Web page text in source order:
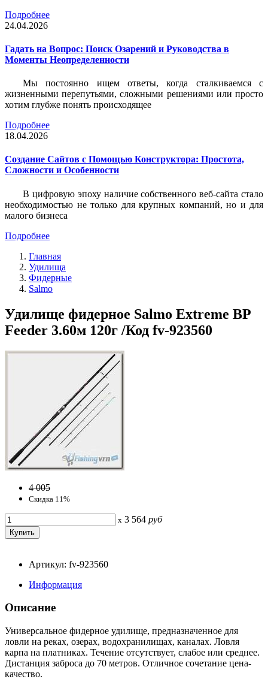
Подробнее
24.04.2026
Гадать на Вопрос: Поиск Озарений и Руководства в
Моменты Неопределенности
Мы постоянно ищем ответы, когда сталкиваемся с
жизненными перепутьями, сложными решениями или просто
хотим глубже понять происходящее
Подробнее
18.04.2026
Создание Сайтов с Помощью Конструктора: Простота,
Сложности и Особенности
В цифровую эпоху наличие собственного веб-сайта стало
необходимостью не только для крупных компаний, но и для
малого бизнеса
Подробнее
Главная
Удилища
Фидерные
Salmo
Удилище фидерное Salmo Extreme BP
Feeder 3.60м 120г /Код fv-923560
4 005
Скидка 11%
x 3 564 руб
Артикул: fv-923560
Информация
Описание
Универсальное фидерное удилище, предназначенное для
ловли на реках, озерах, водохранилищах, каналах. Ловля
карпа на платниках. Течение отсутствует, слабое или среднее.
Дистанция заброса до 70 метров. Отличное сочетание цена-
качество.